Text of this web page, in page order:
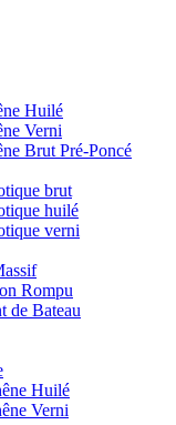
Huilé
Verni
Brut Pré-Poncé
brut
huilé
verni
Rompu
de Bateau
Huilé
Verni